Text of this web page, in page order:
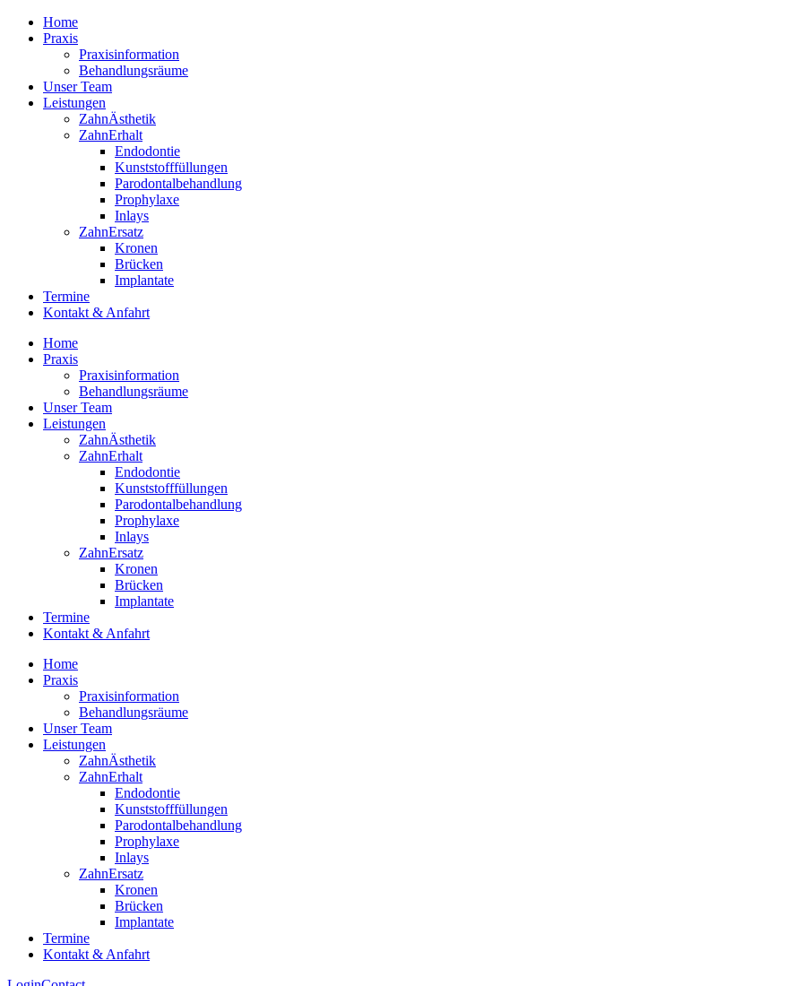
Home
Praxis
Praxisinformation
Behandlungsräume
Unser Team
Leistungen
ZahnÄsthetik
ZahnErhalt
Endodontie
Kunststofffüllungen
Parodontalbehandlung
Prophylaxe
Inlays
ZahnErsatz
Kronen
Brücken
Implantate
Termine
Kontakt & Anfahrt
Home
Praxis
Praxisinformation
Behandlungsräume
Unser Team
Leistungen
ZahnÄsthetik
ZahnErhalt
Endodontie
Kunststofffüllungen
Parodontalbehandlung
Prophylaxe
Inlays
ZahnErsatz
Kronen
Brücken
Implantate
Termine
Kontakt & Anfahrt
Home
Praxis
Praxisinformation
Behandlungsräume
Unser Team
Leistungen
ZahnÄsthetik
ZahnErhalt
Endodontie
Kunststofffüllungen
Parodontalbehandlung
Prophylaxe
Inlays
ZahnErsatz
Kronen
Brücken
Implantate
Termine
Kontakt & Anfahrt